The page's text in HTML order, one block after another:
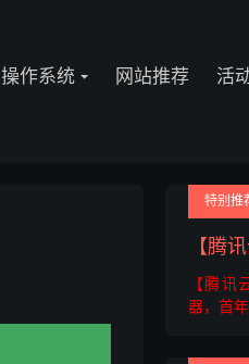
操作系统 网站推荐 活
特别推
【腾讯
【腾
器，首